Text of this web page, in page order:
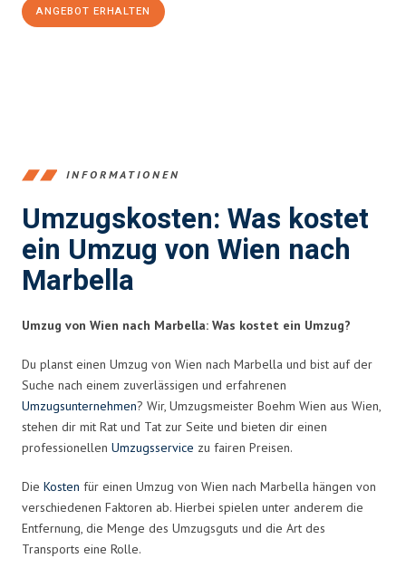
ANGEBOT ERHALTEN
INFORMATIONEN
Umzugskosten: Was kostet
ein Umzug von Wien nach
Marbella
Umzug von Wien nach Marbella: Was kostet ein Umzug?
Du planst einen Umzug von Wien nach Marbella und bist auf der
Suche nach einem zuverlässigen und erfahrenen
Umzugsunternehmen? Wir, Umzugsmeister Boehm Wien aus Wien,
stehen dir mit Rat und Tat zur Seite und bieten dir einen
professionellen Umzugsservice zu fairen Preisen.
Die Kosten für einen Umzug von Wien nach Marbella hängen von
verschiedenen Faktoren ab. Hierbei spielen unter anderem die
Entfernung, die Menge des Umzugsguts und die Art des
Transports eine Rolle.